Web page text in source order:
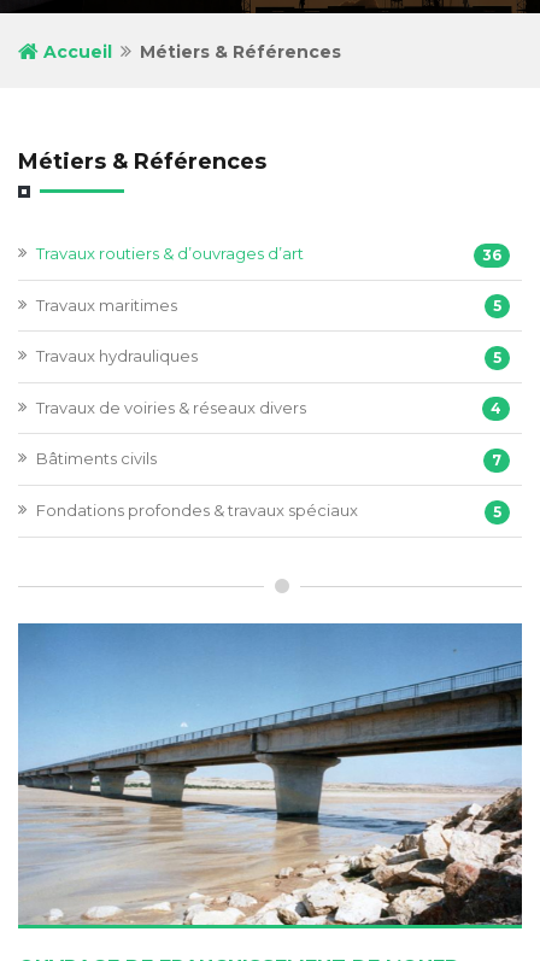
Accueil Métiers & Références
Métiers & Références
Travaux routiers & d’ouvrages d’art 36
Travaux maritimes 5
Travaux hydrauliques 5
Travaux de voiries & réseaux divers 4
Bâtiments civils 7
Fondations profondes & travaux spéciaux 5